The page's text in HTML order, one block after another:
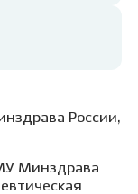
для
и
их
Хочется,России,
Минздрава